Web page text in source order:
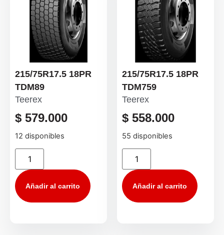
215/75R17.5 18PR
TDM89
Teerex
$ 579.000
12 disponibles
Añadir al carrito
215/75R17.5 18PR
TDM759
Teerex
$ 558.000
55 disponibles
Añadir al carrito